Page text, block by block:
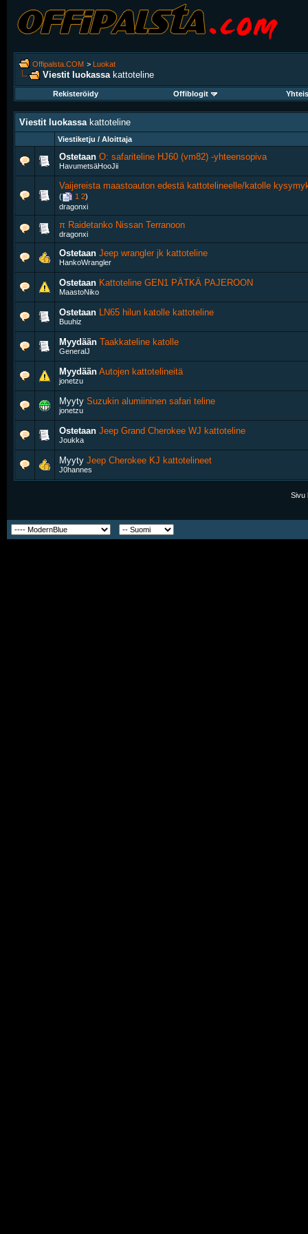
Offipalsta.COM > Luokat
Viestit luokassa kattoteline
Rekisteröidy Offiblogit
Viestit luokassa kattoteline
Viestiketju / Aloittaja
Ostetaan O: safariteline HJ60 (vm82) -yhteensopiva
HavumetsäHooJii
Vaijereista maastoauton edestä kattotelineelle/katolle
( 1 2)
dragonxi
π Raidetanko Nissan Terranoon
dragonxi
Ostetaan Jeep wrangler jk kattoteline
HankoWrangler
Ostetaan Kattoteline GEN1 PÄTKÄ PAJEROON
MaastoNiko
Ostetaan LN65 hilun katolle kattoteline
Buuhiz
Myydään Taakkateline katolle
GeneralJ
Myydään Autojen kattotelineitä
jonetzu
Myyty Suzukin alumiininen safari teline
jonetzu
Ostetaan Jeep Grand Cherokee WJ kattoteline
Joukka
Myyty Jeep Cherokee KJ kattotelineet
J0hannes
Sivu